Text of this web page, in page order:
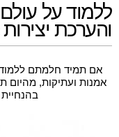
ללמוד על
והערכת
אם תמיד חלמתם ללמוד
אמנות ועתיקות, מהיום